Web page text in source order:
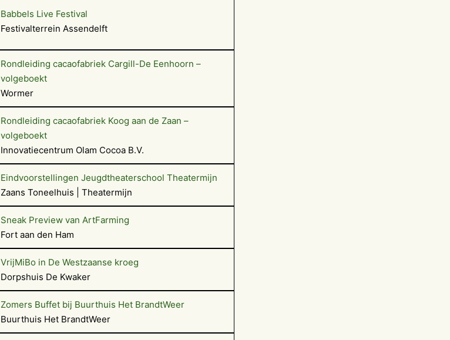
Babbels Live Festival
Festivalterrein Assendelft
Rondleiding cacaofabriek Cargill-De Eenhoorn –
volgeboekt
Wormer
Rondleiding cacaofabriek Koog aan de Zaan –
volgeboekt
Innovatiecentrum Olam Cocoa B.V.
Eindvoorstellingen Jeugdtheaterschool Theatermijn
Zaans Toneelhuis | Theatermijn
Sneak Preview van ArtFarming
Fort aan den Ham
VrijMiBo in De Westzaanse kroeg
Dorpshuis De Kwaker
Zomers Buffet bij Buurthuis Het BrandtWeer
Buurthuis Het BrandtWeer